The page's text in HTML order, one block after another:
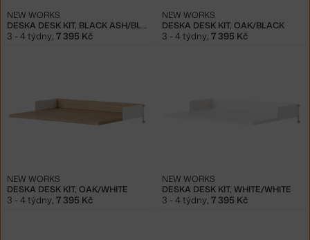
DESKA DESK KIT, BLACK ASH/BLACK
NEW WORKS
3 - 4 týdny, 7 395 Kč
DESKA DESK KIT, OAK/BLACK
NEW WORKS
3 - 4 týdny, 7 395 Kč
DESKA DESK KIT, OAK/WHITE
NEW WORKS
3 - 4 týdny, 7 395 Kč
DESKA DESK KIT, WHITE/WHITE
NEW WORKS
3 - 4 týdny, 7 395 Kč